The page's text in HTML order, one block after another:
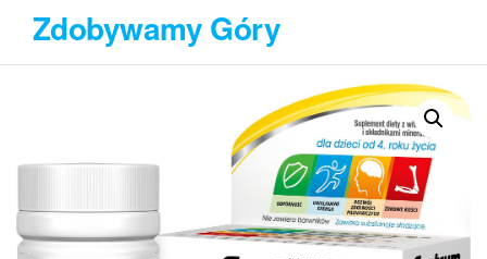
Przejdź
treści
Zdobywamy Góry